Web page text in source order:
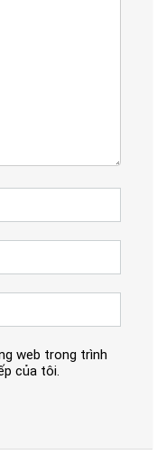
web trong trình
của tôi.